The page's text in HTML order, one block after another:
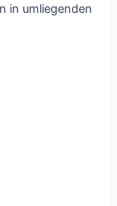
in umliegenden